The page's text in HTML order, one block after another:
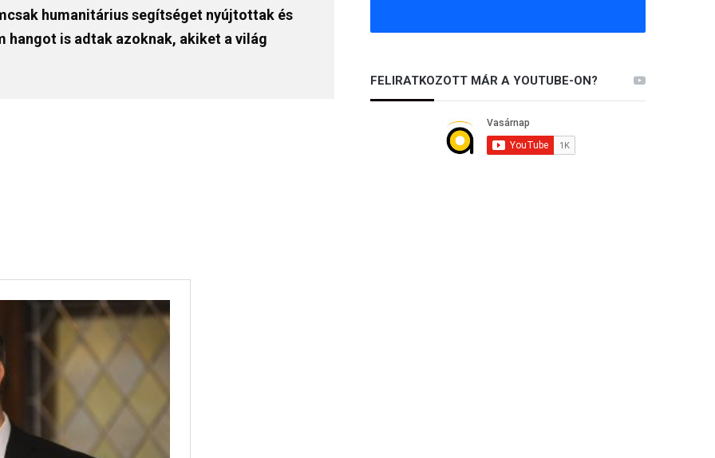
humanitárius segítséget nyújtottak és
hangot is adtak azoknak, akiket a világ
FELIRATKOZOTT MÁR A YOUTUBE-ON?